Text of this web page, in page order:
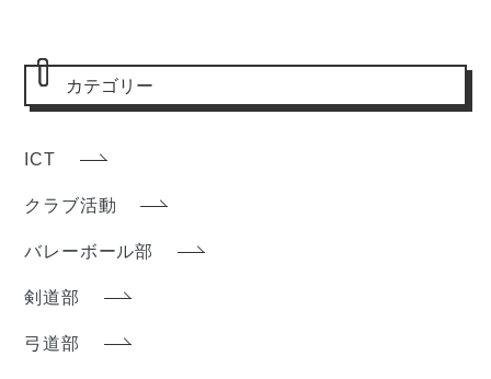
カテゴリー
ICT
クラブ活動
バレーボール部
剣道部
弓道部